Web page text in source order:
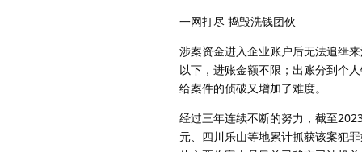
一网打尽 捣毁洗钱团伙
涉案资金进入企业账户后无法追缉
以下，进账金额不限；出账分到个
给案件的侦破又增加了难度。
经过三年连续不断的努力，截至
元、四川乐山等地累计抓获该案犯